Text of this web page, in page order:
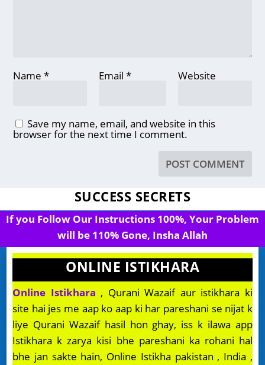
Name* Email * Website
Save my name, email, and website in this
browser for the next time I comment.
SUCCESS SECRETS
If you Follow Our Instructions 100%, Your Problem
will be 110% Gone, Insha Allah
ONLINE ISTIKHARA
Online Istikhara , Qurani Wazaif aur istikhara ki
site hai jes me aap ko aap ki har pareshani se nijat k
liye Qurani Wazaif hasil hon ghay, iss k ilawa app
Istikhara k zarya kisi bhe pareshani ka rohani hal
bhe jan sakte hain, Online Istikha pakistan , India ,